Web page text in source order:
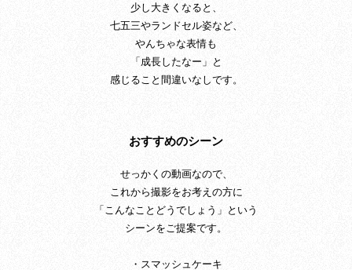
少し大きくなると、
七五三やランドセル姿など、
やんちゃな表情も
「成長したなー」と
感じること間違いなしです。
おすすめのシーン
せっかくの動画なので、
これから撮影をお考えの方に
「こんなことどうでしょう」という
シーンをご提案です。
・スマッシュケーキ